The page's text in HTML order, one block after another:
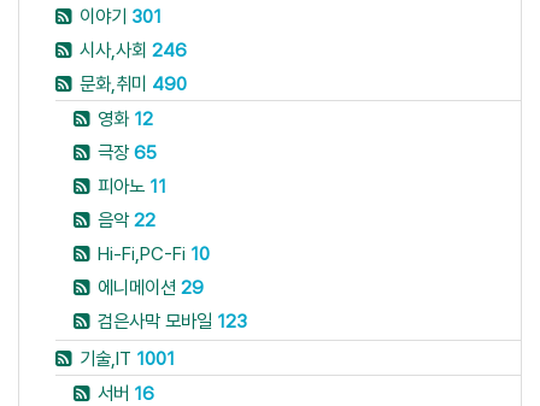
이야기 301
시사,사회 246
문화,취미 490
영화 12
극장65
피아노 11
음악22
Hi-Fi,PC-Fi 10
에니메이션 29
검은사막 모바일 123
기술,IT 1001
서버 16